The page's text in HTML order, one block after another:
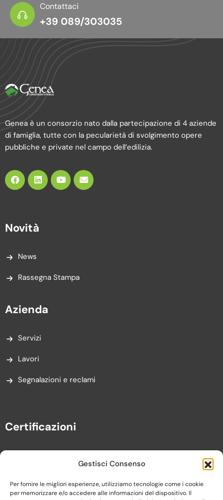
Gestisci Consenso
Per fornire le migliori esperienze, utilizziamo tecnologie come i cookie
per memorizzare e/o accedere alle informazioni del dispositivo. Il
Contattaci
+39 089/303035
Genea è un consorzio nato dalla partecipazione di 4 aziende
di famiglia, tutte con la pecularietà di svolgimento opere
pubbliche e private nel campo dell’edilizia.
Novità
News
Rassegna Stampa
Azienda
Servizi
Lavori
Segnalazioni e reclami
Certificazioni